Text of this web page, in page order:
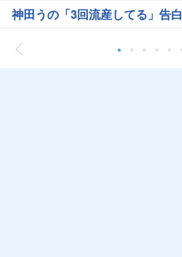
神田うの「3回流産してる」告白